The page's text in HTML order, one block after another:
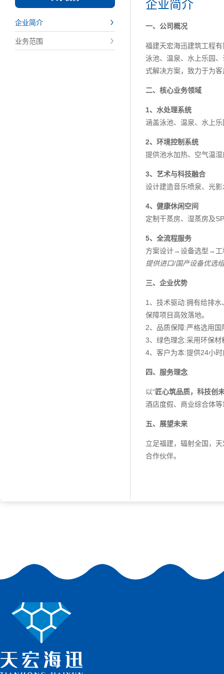
企业简介
业务范围
企业简介
一、公司概况
福建天宏海迅建筑工程
泳池、温泉、水上乐园
式解决方案，致力于为
二、核心业务领域
1、水处理系统
涵盖泳池、温泉、水上
2、环境控制系统
提供池水加热、空气温
3、艺术与科技融合
设计建造音乐喷泉、光
4、健康休闲空间
定制干蒸房、湿蒸房及
5、全流程服务
方案设计→设备选型→
提供进口/国产设备优选
三、企业优势
1、技术驱动:拥有给排
保障项目高效落地。
2、品质保障:严格选用
3、绿色理念:采用环保
4、客户为本:提供24小
四、服务理念
以“ 匠心筑品质，科技创
酒店度假、商业综合体
五、展望未来
立足福建，辐射全国，
合作伙伴。